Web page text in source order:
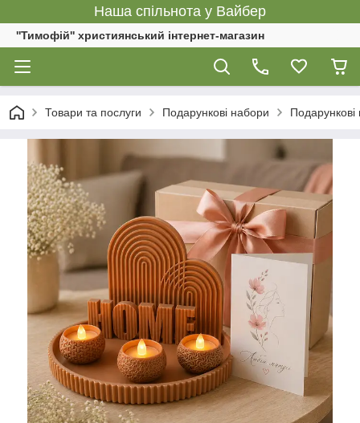
Наша спільнота у Вайбер
''Тимофій'' християнський інтернет-магазин
Товари та послуги Подарункові набори